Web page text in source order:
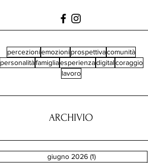
percezioniemozioniprospettivacomunità
personalitàfamigliaesperienzadigitalcoraggio
lavoro
ARCHIVIO
giugno 2026 (1)1 post